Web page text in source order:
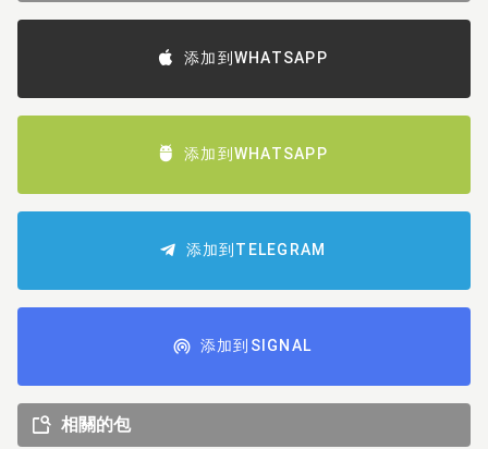
添加到WHATSAPP
添加到WHATSAPP
添加到TELEGRAM
添加到SIGNAL
相關的包